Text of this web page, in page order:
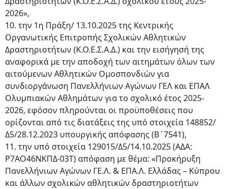
2026»,
10. την 1η Πράξη/ 13.10.2025 της Κεντρικής
Οργανωτικής Επιτροπής Σχολικών Αθλητικών
Δραστηριοτήτων (Κ.Ο.Ε.Σ.Α.Δ.) και την εισήγησή της
αναφορικά με την αποδοχή των αιτημάτων όλων των
αιτούμενων Αθλητικών Ομοσπονδιών για
συνδιοργάνωση Πανελλήνιων Αγώνων ΓΕΛ και ΕΠΑΛ
Ολυμπιακών Αθλημάτων για το σχολικό έτος 2025-
2026, εφόσον πληρούνται οι προϋποθέσεις που
ορίζονται από τις διατάξεις της υπό στοιχεία 148852/
Δ5/28.12.2023 υπουργικής απόφασης (Β΄7541),
11. την υπό στοιχεία 129015/Δ5/14.10.2025 (ΑΔΑ:
Ρ7ΑΟ46ΝΚΠΔ-03Τ) απόφαση με θέμα: «Προκήρυξη
Πανελλήνιων Αγώνων ΓΕ.Λ. & ΕΠΑ.Λ. Ελλάδας – Κύπρου
και άλλων σχολικών αθλητικών δραστηριοτήτων